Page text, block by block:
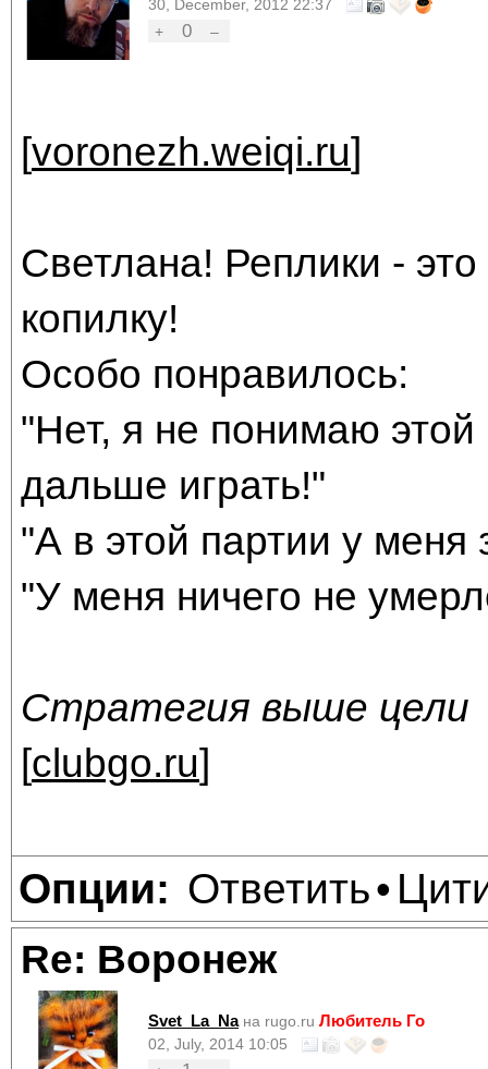
30, December, 2012 22:37
+
0 –
[voronezh.weiqi.ru]
Светлана! Реплики -
копилку!
Особо понравилось:
"Нет, я не понимаю этой
дальше играть!"
"А в этой партии у меня
"У меня ничего не
Стратегия выше цели
[clubgo.ru]
Опции: Ответить•
Re: Воронеж
Svet_La_Na на rugo.ru Любитель Го
02, July, 2014 10:05